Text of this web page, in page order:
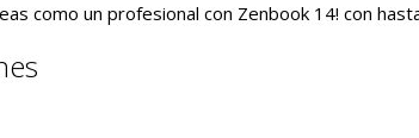
como un profesional con Zenbook 14! con